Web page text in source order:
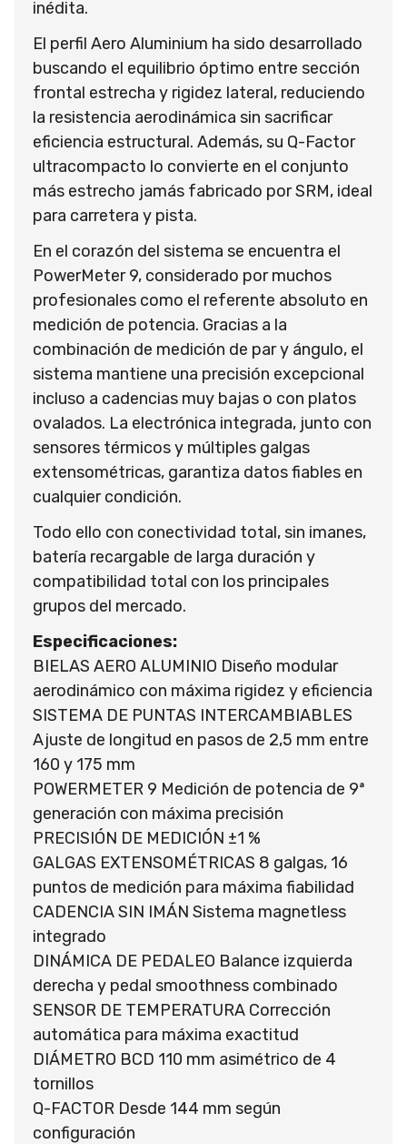
inédita.
El perfil Aero Aluminium ha sido desarrollado
buscando el equilibrio óptimo entre sección
frontal estrecha y rigidez lateral, reduciendo
la resistencia aerodinámica sin sacrificar
eficiencia estructural. Además, su Q-Factor
ultracompacto lo convierte en el conjunto
más estrecho jamás fabricado por SRM, ideal
para carretera y pista.
En el corazón del sistema se encuentra el
PowerMeter 9, considerado por muchos
profesionales como el referente absoluto en
medición de potencia. Gracias a la
combinación de medición de par y ángulo, el
sistema mantiene una precisión excepcional
incluso a cadencias muy bajas o con platos
ovalados. La electrónica integrada, junto con
sensores térmicos y múltiples galgas
extensométricas, garantiza datos fiables en
cualquier condición.
Todo ello con conectividad total, sin imanes,
batería recargable de larga duración y
compatibilidad total con los principales
grupos del mercado.
Especificaciones:
BIELAS AERO ALUMINIO Diseño modular
aerodinámico con máxima rigidez y eficiencia
SISTEMA DE PUNTAS INTERCAMBIABLES
Ajuste de longitud en pasos de 2,5 mm entre
160 y 175 mm
POWERMETER 9 Medición de potencia de 9ª
generación con máxima precisión
PRECISIÓN DE MEDICIÓN ±1 %
GALGAS EXTENSOMÉTRICAS 8 galgas, 16
puntos de medición para máxima fiabilidad
CADENCIA SIN IMÁN Sistema magnetless
integrado
DINÁMICA DE PEDALEO Balance izquierda
derecha y pedal smoothness combinado
SENSOR DE TEMPERATURA Corrección
automática para máxima exactitud
DIÁMETRO BCD 110 mm asimétrico de 4
tornillos
Q-FACTOR Desde 144 mm según
configuración